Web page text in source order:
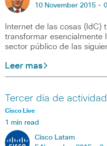
10 November 2015 -
Internet de las cosas (IdC)
transformar esencialmente
sector público de las
Leer mas
Tercer día de
Cisco Live
1 min read
Cisco Latam